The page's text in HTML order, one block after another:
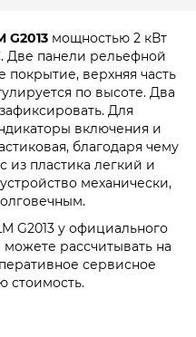
G2013 мощностью 2 кВт
Две панели рельефной
верхняя часть
по высоте. Два
Для
включения и
благодаря чему
из пластика легкий и
механически,
G2013 у официального
рассчитывать на
сервисное
стоимость.